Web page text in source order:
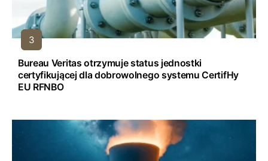
Bureau Veritas otrzymuje status jednostki
certyfikującej dla dobrowolnego systemu CertifHy
EU RFNBO